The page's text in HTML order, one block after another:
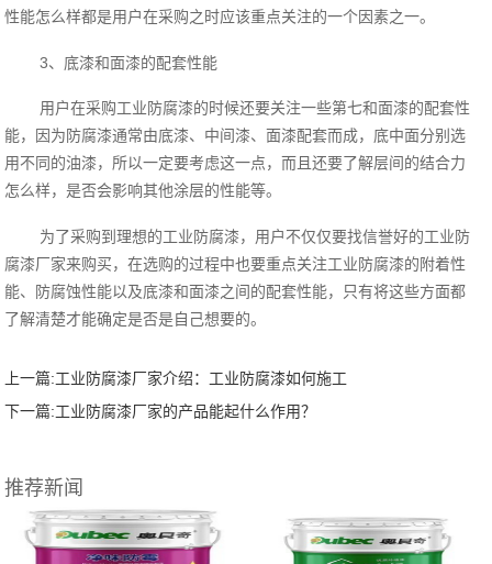
性能怎么样都是用户在采购之时应该重点关注的一个因素之一。
3、底漆和面漆的配套性能
用户在采购工业防腐漆的时候还要关注一些第七和面漆的配套性
能，因为防腐漆通常由底漆、中间漆、面漆配套而成，底中面分别选
用不同的油漆，所以一定要考虑这一点，而且还要了解层间的结合力
怎么样，是否会影响其他涂层的性能等。
为了采购到理想的工业防腐漆，用户不仅仅要找信誉好的工业防
腐漆厂家‍来购买，在选购的过程中也要重点关注工业防腐漆的附着性
能、防腐蚀性能以及底漆和面漆之间的配套性能，只有将这些方面都
了解清楚才能确定是否是自己想要的。
上一篇:工业防腐漆厂家‍介绍：工业防腐漆如何施工
下一篇:工业防腐漆厂家的产品能起什么作用？
推荐新闻